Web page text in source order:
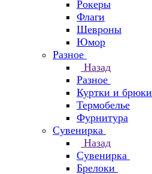
Рокеры
Флаги
Шевроны
Юмор
Разное
Назад
Разное
Куртки и брюки
Термобелье
Фурнитура
Сувенирка
Назад
Сувенирка
Брелоки